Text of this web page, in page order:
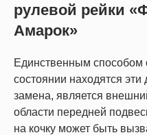
рулевой рейки
Амарок»
Единственным способом
состоянии находятся эти
замена, является
области передней
на кочку может быть